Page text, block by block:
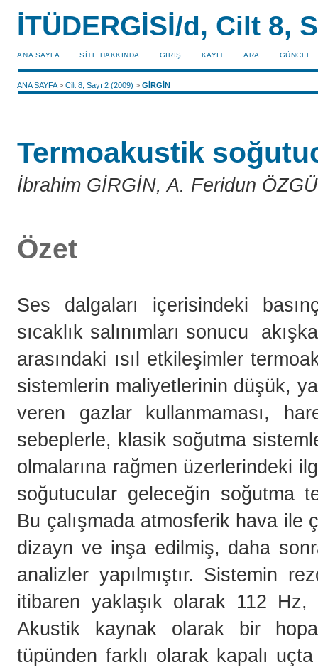
İTÜDERGİSİ/d, Cilt 8,
ANA SAYFA SİTE HAKKINDA GIRIŞ KAYIT ARA GÜNCEL
ANA SAYFA>Cilt 8, Sayı 2 (2009) >GİRGİN
Termoakustik
İbrahim GİRGİN, A. Feridun
Özet
Ses dalgaları içerisindeki
sıcaklık salınımları sonucu
arasındaki ısıl etkileşimler
sistemlerin maliyetlerinin düşük,
veren gazlar kullanmaması,
sebeplerle, klasik soğutma
olmalarına rağmen üzerlerindeki
soğutucular geleceğin soğutma
Bu çalışmada atmosferik hava ile
dizayn ve inşa edilmiş, daha
analizler yapılmıştır. Sistemin
itibaren yaklaşık olarak 112
Akustik kaynak olarak bir
tüpünden farklı olarak kapalı